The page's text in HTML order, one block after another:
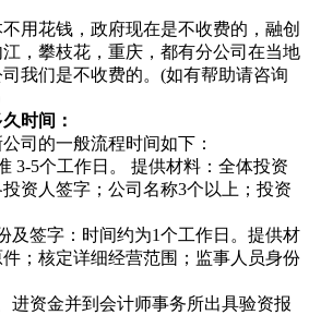
用花钱，政府现在是不收费的，融创
，攀枝花，重庆，都有分公司在当地
我们是不收费的。(如有帮助请咨询
时间：
司的一般流程时间如下：
3-5个工作日。 提供材料：全体投资
资人签字；公司名称3个以上；投资
及签字：时间约为1个工作日。提供材
；核定详细经营范围；监事人员身份
进资金并到会计师事务所出具验资报